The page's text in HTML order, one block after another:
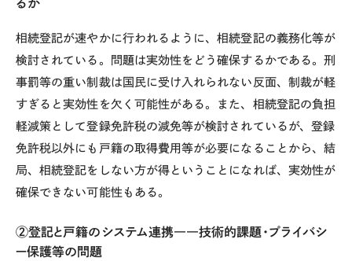
るか
相続登記が速やかに行われるように、相続登記の義務化等が
検討されている。問題は実効性をどう確保するかである。刑
事罰等の重い制裁は国民に受け入れられない反面、制裁が軽
すぎると実効性を欠く可能性がある。また、相続登記の負担
軽減策として登録免許税の減免等が検討されているが、登録
免許税以外にも戸籍の取得費用等が必要になることから、結
局、相続登記をしない方が得ということになれば、実効性が
確保できない可能性もある。
②登記と戸籍のシステム連携――技術的課題・プライバシ
ー保護等の問題